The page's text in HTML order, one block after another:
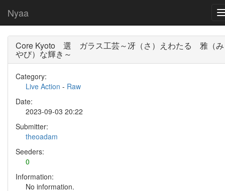
Nyaa
Core Kyoto 選 ガラス工芸～冴（さ）えわたる 雅（み
やび）な輝き～
Category:
Live Action - Raw
Date:
2023-09-03 20:22
Submitter:
theoadam
Seeders:
0
Information:
No information.